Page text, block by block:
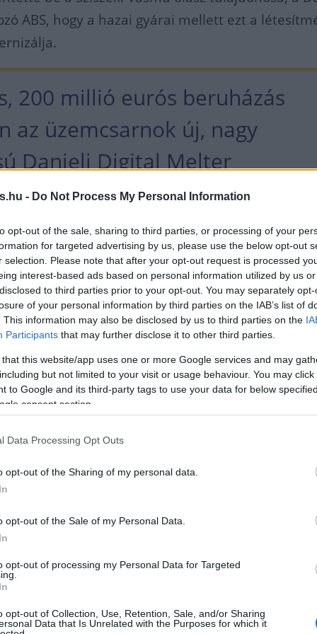
- Do Not Process My Personal Information
opt-out of the sale, sharing to third parties, or processing of your
for targeted advertising by us, please use the below opt-out
selection. Please note that after your opt-out request is processed
interest-based ads based on personal information utilized by us
to third parties prior to your opt-out. You may separately
of your personal information by third parties on the IAB’s list of
This information may also be disclosed by us to third parties on the
Participants that may further disclose it to other third parties.
that this website/app uses one or more Google services and may
but not limited to your visit or usage behaviour. You may
to Google and its third-party tags to use your data for below
consent section.
Data Processing Opt Outs
opt-out of the Sharing of my personal data.
opt-out of the Sale of my Personal Data.
opt-out of processing my Personal Data for Targeted
opt-out of Collection, Use, Retention, Sale, and/or Sharing
Data that Is Unrelated with the Purposes for which it
ABS, hogy a hazai gyárai mellett ezt a
200 millió eurós beruházás
az üzemcsarnok új, nagy
Danieli Digital Melter
kap,
hektáros napelempark - ez lesz Horvátország
erőműve - lát majd el energiával,
is beépítenek, így a gyár nemcsak
is elő tud majd állítani.
szólt, legalább is Közép-Európában
le az egykori szocialista nehézipar ékkövei,
kálváriájára gondolni, de nem volt jobb
Sisak sem. A Száva-parti ipari monstrum
jének hetven százalékát
14 ezer dolgozónak adott
fénykorában éves szinten 2,1
terméket, többnyire acélt,